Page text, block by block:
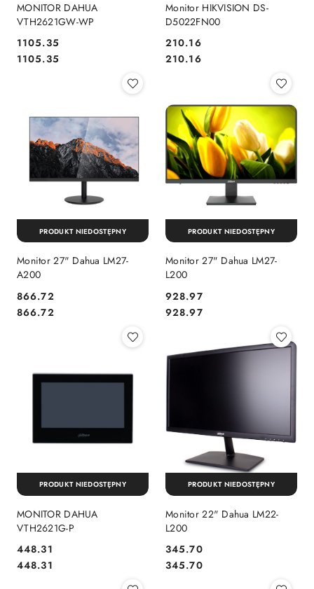
MONITOR DAHUA
VTH2621GW-WP
Cena:
1105.35
Cena:
1105.35
Monitor HIKVISION DS-
D5022FN00
Cena:
210.16
Cena:
210.16
Monitor 27" Dahua LM27-
A200
Cena:
866.72
Cena:
866.72
PRODUKT NIEDOSTĘPNY
Monitor 27" Dahua LM27-
L200
Cena:
928.97
Cena:
928.97
PRODUKT NIEDOSTĘPNY
MONITOR DAHUA
VTH2621G-P
Cena:
448.31
Cena:
448.31
PRODUKT NIEDOSTĘPNY
Monitor 22" Dahua LM22-
L200
Cena:
345.70
Cena:
345.70
PRODUKT NIEDOSTĘPNY